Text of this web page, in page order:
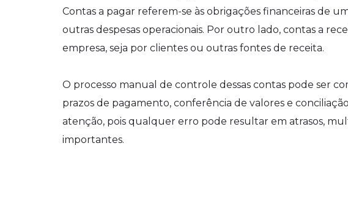
Contas a pagar referem-se às obrigações financeiras de
outras despesas operacionais. Por outro lado, contas a
empresa, seja por clientes ou outras fontes de receita.
O processo manual de controle dessas contas pode ser
prazos de pagamento, conferência de valores e
atenção, pois qualquer erro pode resultar em atrasos,
importantes.